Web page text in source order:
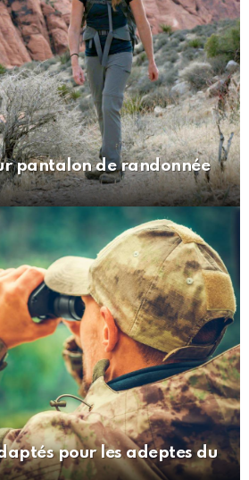
pantalon de randonnée
pour les adeptes du